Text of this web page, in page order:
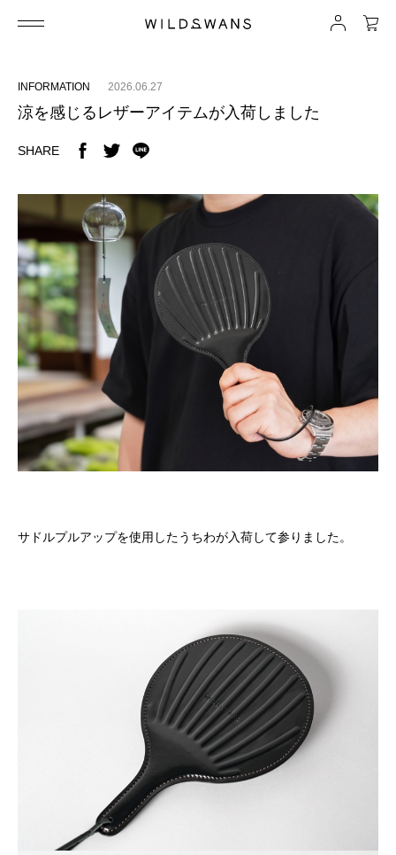
INFORMATION 2026.06.27
涼を感じるレザーアイテムが入荷しました
SHARE
サドルプルアップを使用したうちわが入荷して参りました。